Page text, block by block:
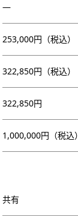
―
253,000円（税込）
322,850円（税込）
322,850円
1,000,000円（税込）
共有